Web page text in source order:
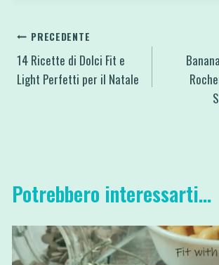
Navigazione
articoli
PRECEDENTE
14 Ricette di Dolci Fit e
Light Perfetti per il Natale
Potrebbero interessarti...